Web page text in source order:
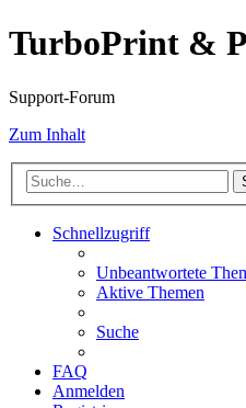
TurboPrint &
Support-Forum
Zum Inhalt
Schnellzugriff
Unbeantwortete
Aktive Themen
Suche
FAQ
Anmelden